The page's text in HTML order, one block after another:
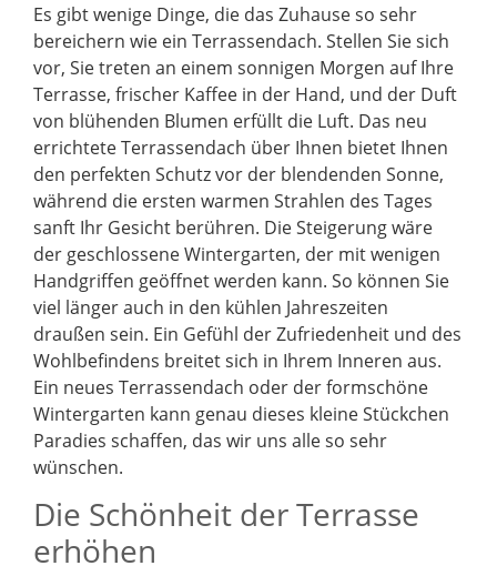
Es gibt wenige Dinge, die das Zuhause so sehr
bereichern wie ein Terrassendach. Stellen Sie sich
vor, Sie treten an einem sonnigen Morgen auf Ihre
Terrasse, frischer Kaffee in der Hand, und der Duft
von blühenden Blumen erfüllt die Luft. Das neu
errichtete Terrassendach über Ihnen bietet Ihnen
den perfekten Schutz vor der blendenden Sonne,
während die ersten warmen Strahlen des Tages
sanft Ihr Gesicht berühren. Die Steigerung wäre
der geschlossene Wintergarten, der mit wenigen
Handgriffen geöffnet werden kann. So können Sie
viel länger auch in den kühlen Jahreszeiten
draußen sein. Ein Gefühl der Zufriedenheit und des
Wohlbefindens breitet sich in Ihrem Inneren aus.
Ein neues Terrassendach oder der formschöne
Wintergarten kann genau dieses kleine Stückchen
Paradies schaffen, das wir uns alle so sehr
wünschen.
Die Schönheit der Terrasse
erhöhen